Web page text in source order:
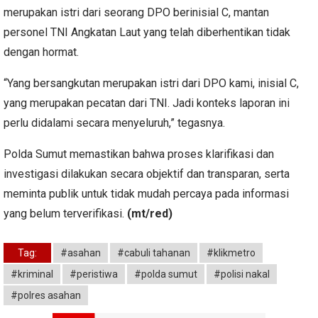
merupakan istri dari seorang DPO berinisial C, mantan
personel TNI Angkatan Laut yang telah diberhentikan tidak
dengan hormat.
“Yang bersangkutan merupakan istri dari DPO kami, inisial C,
yang merupakan pecatan dari TNI. Jadi konteks laporan ini
perlu didalami secara menyeluruh,” tegasnya.
Polda Sumut memastikan bahwa proses klarifikasi dan
investigasi dilakukan secara objektif dan transparan, serta
meminta publik untuk tidak mudah percaya pada informasi
yang belum terverifikasi. (mt/red)
Tag: #asahan #cabuli tahanan
#klikmetro
#kriminal
#peristiwa #polda sumut
#polisi nakal
#polres asahan